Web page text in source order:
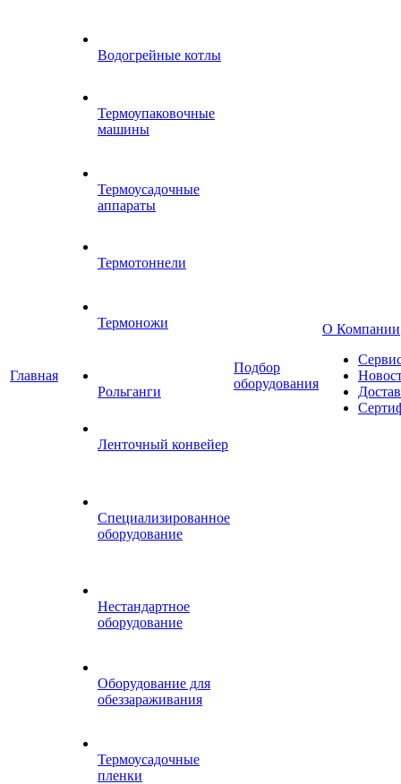
Главная
Водогрейные котлы
Термоупаковочные
машины
Термоусадочные
аппараты
Термотоннели
Термоножи
Рольганги
Ленточный конвейер
Специализированное
оборудование
Нестандартное
оборудование
Оборудование для
обеззараживания
Термоусадочные
пленки
Подбор
оборудования
О Компании